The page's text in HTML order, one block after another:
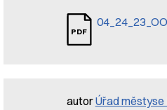
autorÚřad městyse